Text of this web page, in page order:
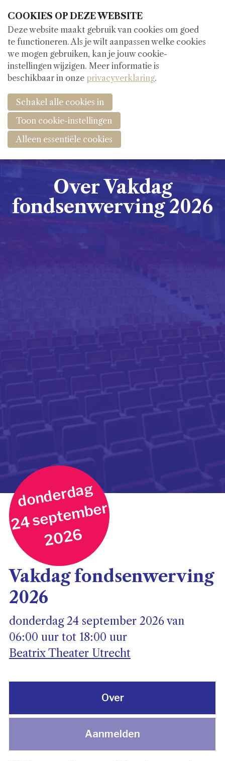
Over Vakdag
fondsenwerving 2026
donderdag
24 september
2026
Vakdag fondsenwerving
2026
donderdag 24 september 2026 van
06:00 uur tot 18:00 uur
Beatrix Theater Utrecht
Over
Aanmelden
COOKIES OP DEZE WEBSITE
Deze website maakt gebruik van cookies om goed
te functioneren. Als je wilt aanpassen welke cookies
we mogen gebruiken, kan je jouw cookie-
instellingen wijzigen. Meer informatie is
beschikbaar in onze privacyverklaring.
Schakel alle cookies in
Toon cookie-instellingen
Alleen essentiële cookies